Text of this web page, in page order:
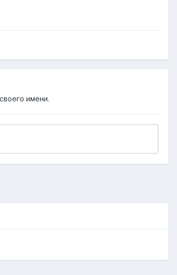
имени.